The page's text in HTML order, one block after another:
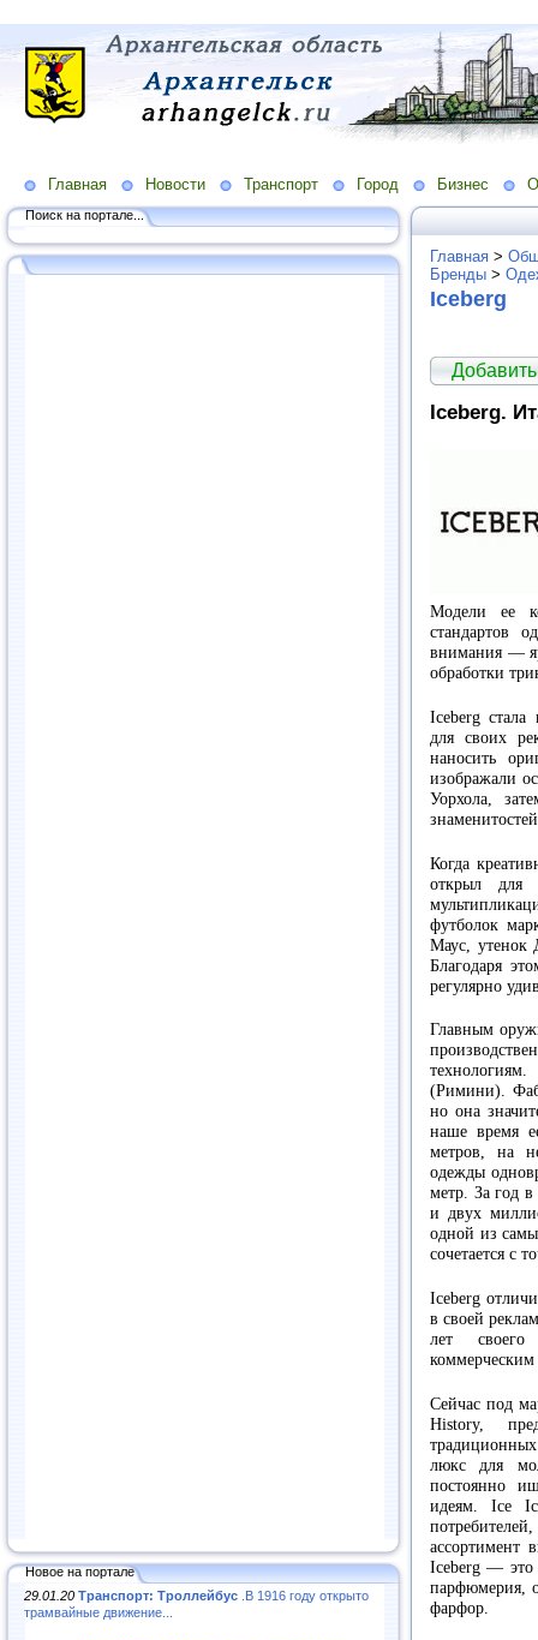
Главная Новости Транспорт Город Бизнес
Поиск на портале...
Новое на портале
29.01.20 Транспорт: Троллейбус .В 1916 году открыто
трамвайные движение...
Главная >
Бренды >
Iceberg
Iceberg.
Модели ее
стандартов
внимания —
обработки
Iceberg стала
для своих
наносить
изображали
Уорхола,
Когда
открыл для
футболок
Маус, утенок
Благодаря
регулярно
Главным
(Римини).
но она
наше время
метров, на
одежды
метр. За год
и двух
одной из
сочетается с
Iceberg
в своей
лет своего
Сейчас под
History,
люкс для
постоянно
идеям. Ice
ассортимент
Iceberg —
парфюмерия,
фарфор.